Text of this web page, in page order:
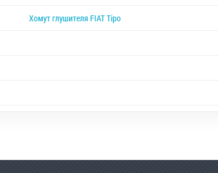
Хомут глушителя FIAT Tipo